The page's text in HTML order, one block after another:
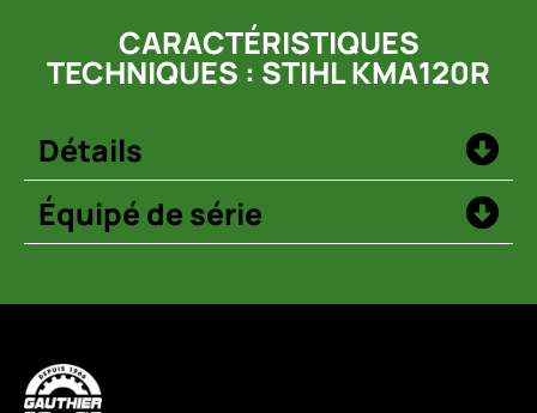
CARACTÉRISTIQUES
TECHNIQUES : STIHL KMA120R
Détails
Équipé de série